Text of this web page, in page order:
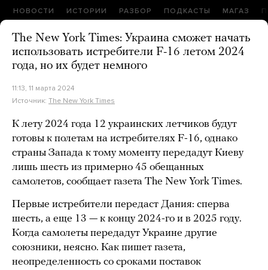
НОВОСТИ ИСТОРИИ РАЗБОР ПОДКАСТЫ МАГАЗ
The New York Times: Украина сможет начать
использовать истребители F-16 летом 2024
года, но их будет немного
11:13, 11 марта 2024
Источник: The New York Times
К лету 2024 года 12 украинских летчиков будут
готовы к полетам на истребителях F-16, однако
страны Запада к тому моменту передадут Киеву
лишь шесть из примерно 45 обещанных
самолетов, сообщает газета The New York Times.
Первые истребители передаст Дания: сперва
шесть, а еще 13 — к концу 2024-го и в 2025 году.
Когда самолеты передадут Украине другие
союзники, неясно. Как пишет газета,
неопределенность со сроками поставок